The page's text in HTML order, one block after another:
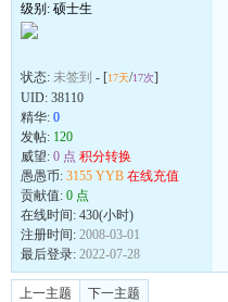
级别: 硕士生
状态: 未签到 - [17天/17次]
UID: 38110
精华: 0
发帖: 120
威望: 0 点 积分转换
愚愚币: 3155 YYB 在线充值
贡献值: 0 点
在线时间: 430(小时)
注册时间: 2008-03-01
最后登录: 2022-07-28
上一主题 下一主题